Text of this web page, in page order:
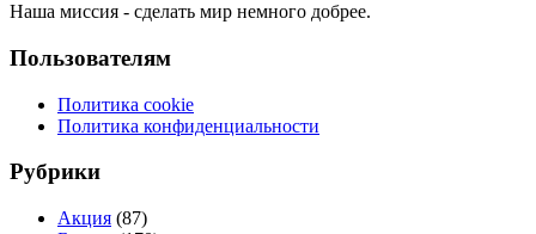
Наша миссия - сделать мир немного добрее.
Пользователям
Политика cookie
Политика конфиденциальности
Рубрики
Акция (87)